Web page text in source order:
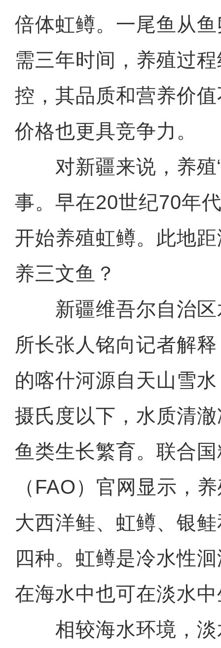
倍体虹鳟。一尾鱼从
需三年时间，养殖过
控，其品质和营养价
价格也更具竞争力。
对新疆来说，养殖“
事。早在20世纪70年
开始养殖虹鳟。此地
养三文鱼？
新疆维吾尔自治区
所长张人铭向记者解
的喀什河源自天山雪
摄氏度以下，水质清
鱼类生长繁育。联合
（FAO）官网显示，
大西洋鲑、虹鳟、银
四种。虹鳟是冷水性
在海水中也可在淡水
相较海水环境，淡